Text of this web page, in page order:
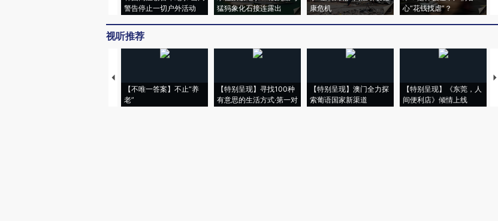
警告停止一切户外活动
猛犸象化石接连露出
康危机
心“花钱找虐”？
视听推荐
【不唯一答案】不止“养
老”
【特别呈现】寻找100种
有意思的生活方式·第一对
【特别呈现】澳门全力探
索葡语国家新渠道
【特别呈现】《东莞，人
间便利店》倾情上线